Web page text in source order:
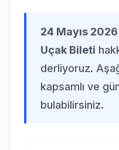
24 Mayıs
Uçak Bileti
derliyoruz.
kapsamlı ve
bulabilirsiniz.